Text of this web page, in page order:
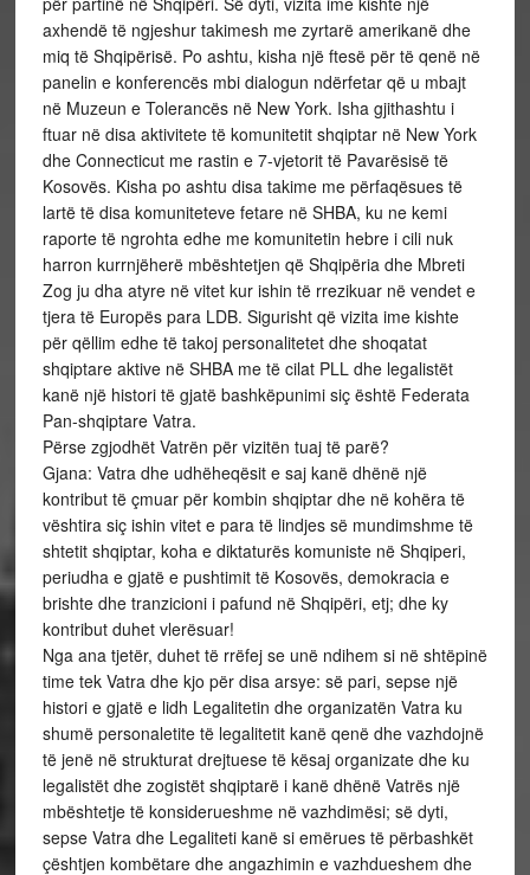
axhendë të ngjeshur takimesh me zyrtarë amerikanë dhe
miq të Shqipërisë. Po ashtu, kisha një ftesë për të qenë në
panelin e konferencës mbi dialogun ndërfetar që u mbajt
në Muzeun e Tolerancës në New York. Isha gjithashtu i
ftuar në disa aktivitete të komunitetit shqiptar në New York
dhe Connecticut me rastin e 7-vjetorit të Pavarësisë të
Kosovës. Kisha po ashtu disa takime me përfaqësues të
lartë të disa komuniteteve fetare në SHBA, ku ne kemi
raporte të ngrohta edhe me komunitetin hebre i cili nuk
harron kurrnjëherë mbështetjen që Shqipëria dhe Mbreti
Zog ju dha atyre në vitet kur ishin të rrezikuar në vendet e
tjera të Europës para LDB. Sigurisht që vizita ime kishte
për qëllim edhe të takoj personalitetet dhe shoqatat
shqiptare aktive në SHBA me të cilat PLL dhe legalistët
kanë një histori të gjatë bashkëpunimi siç është Federata
Pan-shqiptare Vatra.
Përse zgjodhët Vatrën për vizitën tuaj të parë?
Gjana: Vatra dhe udhëheqësit e saj kanë dhënë një
kontribut të çmuar për kombin shqiptar dhe në kohëra të
vështira siç ishin vitet e para të lindjes së mundimshme të
shtetit shqiptar, koha e diktaturës komuniste në Shqiperi,
periudha e gjatë e pushtimit të Kosovës, demokracia e
brishte dhe tranzicioni i pafund në Shqipëri, etj; dhe ky
kontribut duhet vlerësuar!
Nga ana tjetër, duhet të rrëfej se unë ndihem si në shtëpinë
time tek Vatra dhe kjo për disa arsye: së pari, sepse një
histori e gjatë e lidh Legalitetin dhe organizatën Vatra ku
shumë personaletite të legalitetit kanë qenë dhe vazhdojnë
të jenë në strukturat drejtuese të kësaj organizate dhe ku
legalistët dhe zogistët shqiptarë i kanë dhënë Vatrës një
mbështetje të konsiderueshme në vazhdimësi; së dyti,
sepse Vatra dhe Legaliteti kanë si emërues të përbashkët
çështjen kombëtare dhe angazhimin e vazhdueshem dhe